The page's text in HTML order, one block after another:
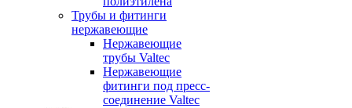
Трубы и фитинги
нержавеющие
Нержавеющие
трубы Valtec
Нержавеющие
фитинги под пресс-
соединение Valtec